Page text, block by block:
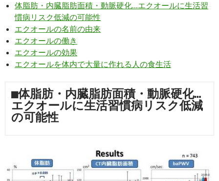
体脂肪・内臓脂肪面積・動脈硬化…エクオールに生活習
慣病リスク低減の可能性
エクオールの名前の由来
エクオールの働き
エクオールの効果
エクオールを体内で大量に作れる人の食生活
■体脂肪・内臓脂肪面積・動脈硬化…
エクオールに生活習慣病リスク低減
の可能性